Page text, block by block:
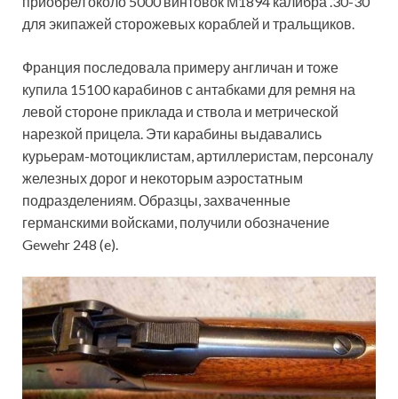
для экипажей сторожевых кораблей и тральщиков.
Франция последовала примеру англичан и тоже
купила 15100 карабинов с антабками для ремня на
левой стороне приклада и ствола и метрической
нарезкой прицела. Эти карабины выдавались
курьерам-мотоциклистам, артиллеристам, персоналу
железных дорог и некоторым аэростатным
подразделениям. Образцы, захваченные
германскими войсками, получили обозначение
Gewehr 248 (e).